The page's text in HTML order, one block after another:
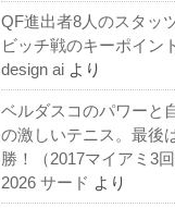
QF進出者8人のスタッ
ビッチ戦のキーポイ
design ai より
ベルダスコのパワーと
の激しいテニス。最後
勝！（2017マイアミ3回
2026 サード より